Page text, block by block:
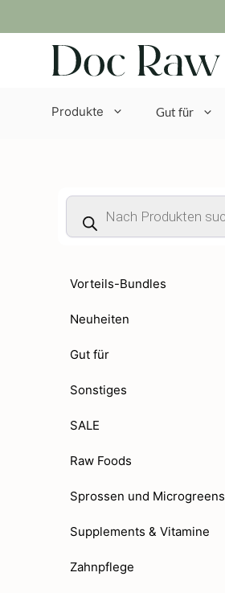
Inhalt
springen
Produkte Gut für
Products
search
Vorteils-Bundles
Neuheiten
Gut für
Sonstiges
SALE
Raw Foods
Sprossen und Microgreens
Supplements & Vitamine
Zahnpflege